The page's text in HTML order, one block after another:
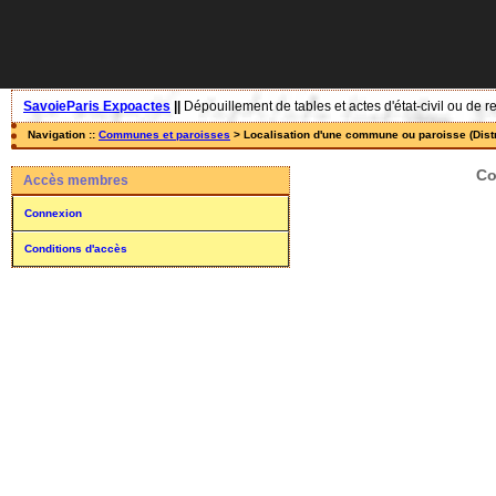
SavoieParis Expoactes Dépouillement de tables et actes d'état-civil ou de
Navigation :: Communes et paroisses > Localisation d'une commune ou paroisse
Accès membres
Connexion
Conditions d'accès